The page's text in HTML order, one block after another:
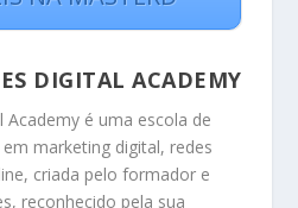
DIGITAL ACADEMY
Academy é uma escola de
marketing digital, redes
criada pelo formador e
reconhecido pela sua